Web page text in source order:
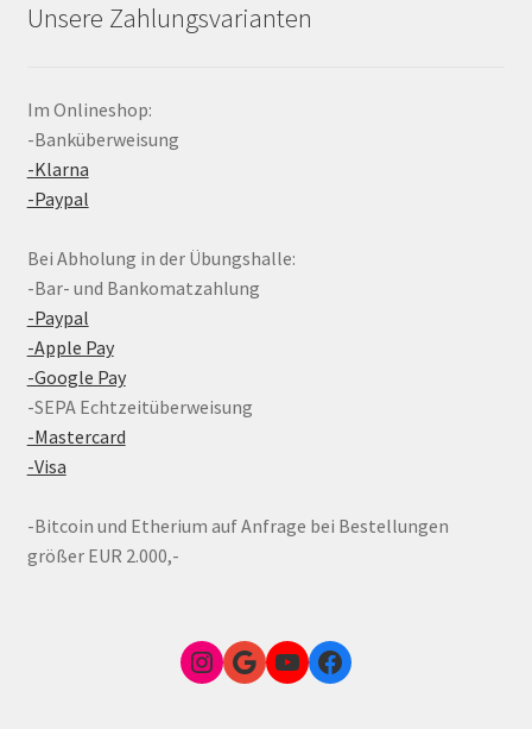
Unsere Zahlungsvarianten
Im Onlineshop:
-Banküberweisung
-Klarna
-Paypal
Bei Abholung in der Übungshalle:
-Bar- und Bankomatzahlung
-Paypal
-Apple Pay
-Google Pay
-SEPA Echtzeitüberweisung
-Mastercard
-Visa
-Bitcoin und Etherium auf Anfrage bei Bestellungen
größer EUR 2.000,-
Instagram
Google Link zum FunShop WienYouTubeFacebook